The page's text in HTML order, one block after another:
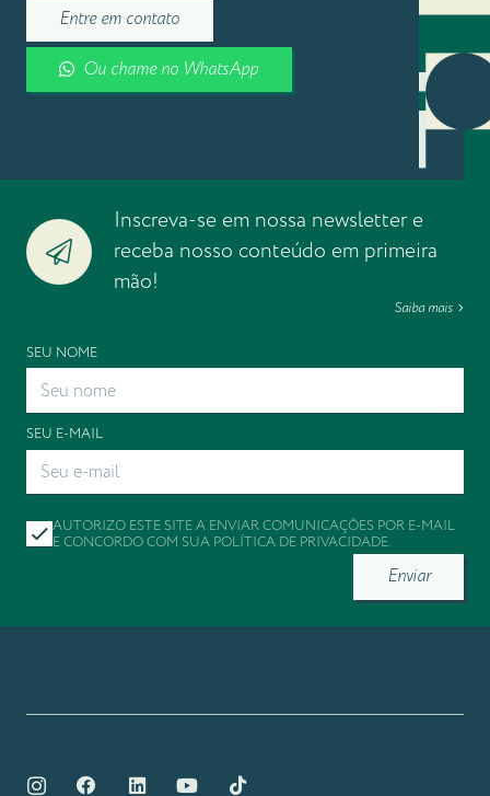
Entre em contato
Ou chame no WhatsApp
Inscreva-se em nossa newsletter e
receba nosso conteúdo em primeira
mão!
Saiba mais
SEU NOME
SEU E-MAIL
AUTORIZO ESTE SITE A ENVIAR COMUNICAÇÕES POR E-MAIL
E CONCORDO COM SUA POLÍTICA DE PRIVACIDADE.
Enviar